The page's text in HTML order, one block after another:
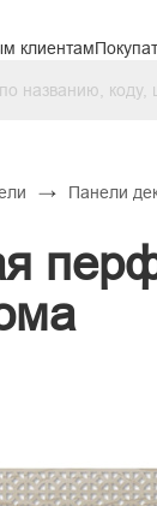
клиентам
→ Панели